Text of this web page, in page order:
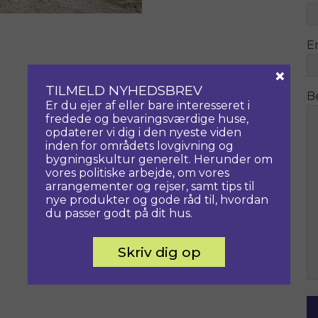
TILMELD NYHEDSBREV
Er du ejer af eller bare interesseret i
fredede og bevaringsværdige huse,
opdaterer vi dig i den nyeste viden
inden for områdets lovgivning og
bygningskultur generelt. Herunder om
vores politiske arbejde, om vores
arrangementer og rejser, samt tips til
nye produkter og gode råd til, hvordan
du passer godt på dit hus.
Skriv dig op
×